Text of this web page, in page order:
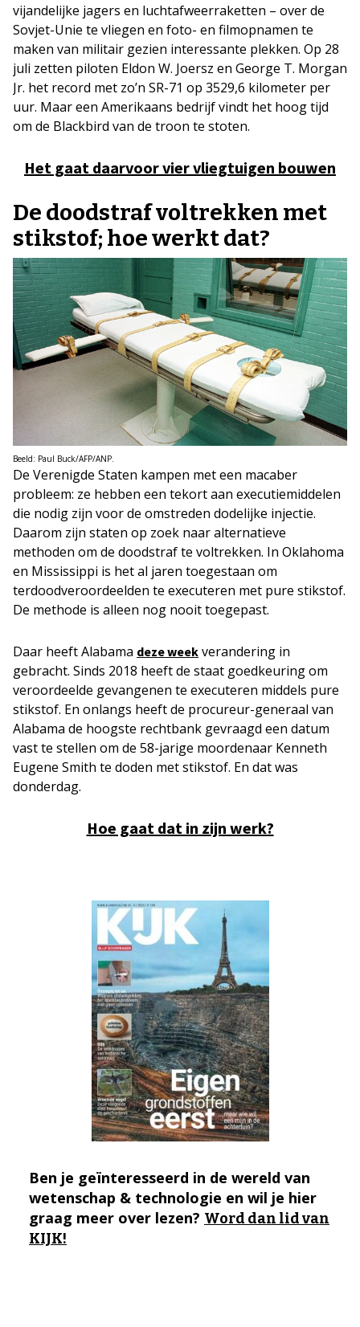
vijandelijke jagers en luchtafweerraketten – over de
Sovjet-Unie te vliegen en foto- en filmopnamen te
maken van militair gezien interessante plekken. Op 28
juli zetten piloten Eldon W. Joersz en George T. Morgan
Jr. het record met zo’n SR-71 op 3529,6 kilometer per
uur. Maar een Amerikaans bedrijf vindt het hoog tijd
om de Blackbird van de troon te stoten.
Het gaat daarvoor vier vliegtuigen bouwen
De doodstraf voltrekken met
stikstof; hoe werkt dat?
Beeld: Paul Buck/AFP/ANP.
De Verenigde Staten kampen met een macaber
probleem: ze hebben een tekort aan executiemiddelen
die nodig zijn voor de omstreden dodelijke injectie.
Daarom zijn staten op zoek naar alternatieve
methoden om de doodstraf te voltrekken. In Oklahoma
en Mississippi is het al jaren toegestaan om
terdoodveroordeelden te executeren met pure stikstof.
De methode is alleen nog nooit toegepast.
Daar heeft Alabama deze week verandering in
gebracht. Sinds 2018 heeft de staat goedkeuring om
veroordeelde gevangenen te executeren middels pure
stikstof. En onlangs heeft de procureur-generaal van
Alabama de hoogste rechtbank gevraagd een datum
vast te stellen om de 58-jarige moordenaar Kenneth
Eugene Smith te doden met stikstof. En dat was
donderdag.
Hoe gaat dat in zijn werk?
Ben je geïnteresseerd in de wereld van
wetenschap & technologie en wil je hier
graag meer over lezen? Word dan lid van
KIJK!